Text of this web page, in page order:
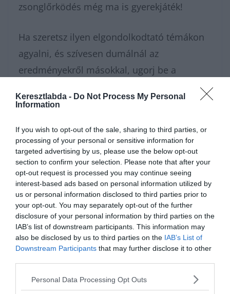
Keresztlabda - Do Not Process My Personal
Information
If you wish to opt-out of the sale, sharing to third parties, or
processing of your personal or sensitive information for
targeted advertising by us, please use the below opt-out
section to confirm your selection. Please note that after your
opt-out request is processed you may continue seeing
interest-based ads based on personal information utilized by
us or personal information disclosed to third parties prior to
your opt-out. You may separately opt-out of the further
disclosure of your personal information by third parties on the
IAB’s list of downstream participants. This information may
also be disclosed by us to third parties on the IAB’s List of
Downstream Participants that may further disclose it to other
Personal Data Processing Opt Outs
zsonglőrködés még ma is gyerekjáték!
Ha szeretsz ilyen elgondolkodtató témákon
agyalni, és szívesen dumálnál az
eredményekről másokkal, ugorj be a
! Odabent
egy nagyszerű közösség vár, és minden
tagoknak. Ha pedig rögtön pörgetnéd
tovább a kérdéseket, atudáspróba
rovatunkban rengeteg érdekességet találsz.
Ha inkább pihennél egy kicsit a fárasztó
agytorna után, aKeresztlabda YouTube
csatornájais nyitva áll előtted egy kis
videózásra.